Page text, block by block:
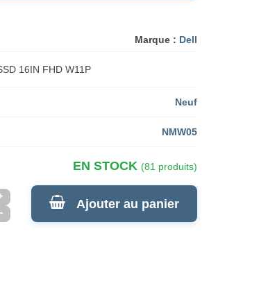
Marque : Dell
16IN FHD W11P
Neuf
NMW05
EN STOCK (81 produits)
Ajouter au panier